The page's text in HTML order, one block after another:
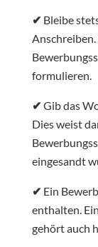
✔ Bleibe
Anschreiben.
formulieren.
✔ Gib das
Dies weist
eingesandt
✔ Ein
enthalten.
gehört auch